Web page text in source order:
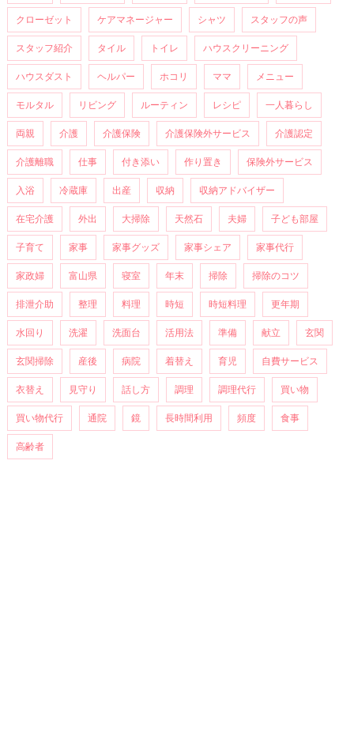
クローゼット ケアマネージャー シャツ スタッフの声
スタッフ紹介 タイル トイレ ハウスクリーニング
ハウスダスト ヘルパー ホコリ ママ メニュー
モルタル リビング ルーティン レシピ 一人暮らし
両親 介護 介護保険 介護保険外サービス 介護認定
介護離職 仕事 付き添い 作り置き 保険外サービス
入浴 冷蔵庫 出産 収納 収納アドバイザー
在宅介護 外出 大掃除 天然石 夫婦 子ども部屋
子育て 家事 家事グッズ 家事シェア 家事代行
家政婦 富山県 寝室 年末 掃除 掃除のコツ
排泄介助 整理 料理 時短 時短料理 更年期
水回り 洗濯 洗面台 活用法 準備 献立 玄関
玄関掃除 産後 病院 着替え 育児 自費サービス
衣替え 見守り 話し方 調理 調理代行 買い物
買い物代行 通院 鏡 長時間利用 頻度 食事
高齢者